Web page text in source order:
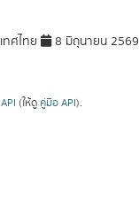
ทศไทย 8 มิถุนายน 2569
API (ให้ดู คู่มือ API).